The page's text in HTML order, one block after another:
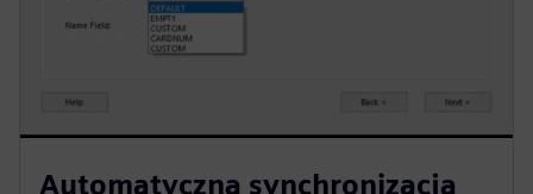
Automatyczna synchronizacja